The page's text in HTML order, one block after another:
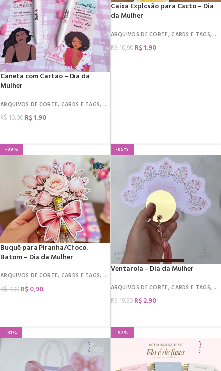
Caneta com Cartão – Dia da
Mulher
ARQUIVOS DE CORTE, CARDS E TAGS, DATAS COMEMORATIVAS
R$10,00 R$1,90
Caixa Explosão para Cacto – Dia
da Mulher
ARQUIVOS DE CORTE,CARDS E TAGS,
R$10,90 R$1,90
-89%
Buquê para Piranha/Choco.
Batom – Dia da Mulher
ARQUIVOS DE CORTE, CARDS E TAGS, DATAS COMEMORATIVAS
R$7,99 R$0,90
-85%
Ventarola – Dia da Mulher
ARQUIVOS DE CORTE,CARDS E TAGS,
R$19,90 R$2,90
-81% -92%